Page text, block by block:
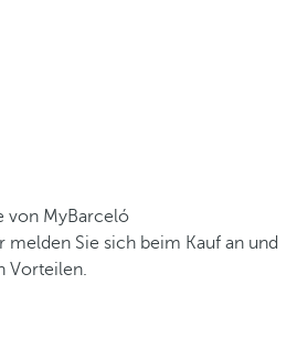
von MyBarceló
melden Sie sich beim Kauf an und
Vorteilen.